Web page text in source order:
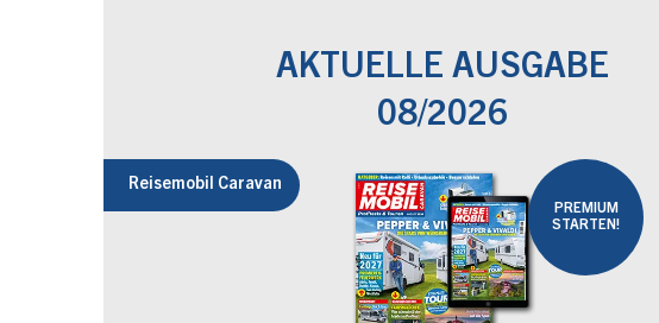
AKTUELLE AUSGABE
08/2026
Reisemobil Caravan
PREMIUM
STARTEN!